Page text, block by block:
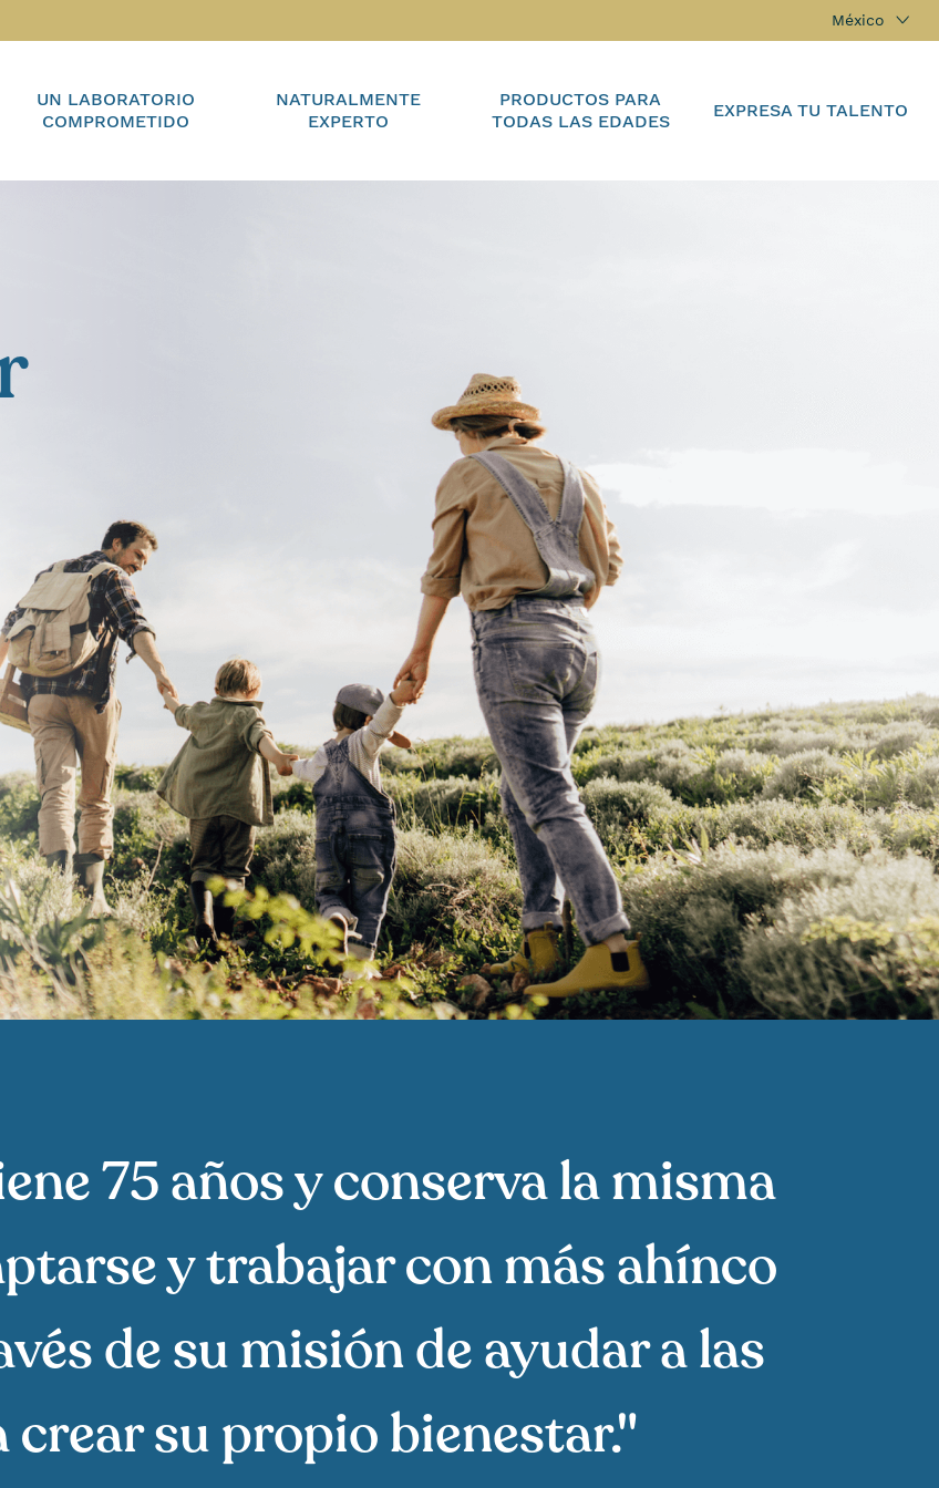
México
UN LABORATORIO
COMPROMETIDO
NATURALMENTE
EXPERTO
PRODUCTOS PARA
TODAS LAS EDADES
EXPRESA TU TALENTO
75 años y conserva la misma
y trabajar con más ahínco
de su misión de ayudar a las
crear su propio bienestar."